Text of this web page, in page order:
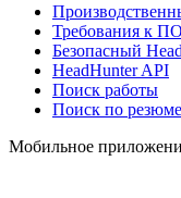
Требования к ПО
Безопасный
HeadHunter API
Поиск работы
Поиск по резюме
Мобильное